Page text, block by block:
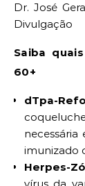
Dr. José
Divulgação
Saiba
60+
dTpa-
imunizado
Herpes-